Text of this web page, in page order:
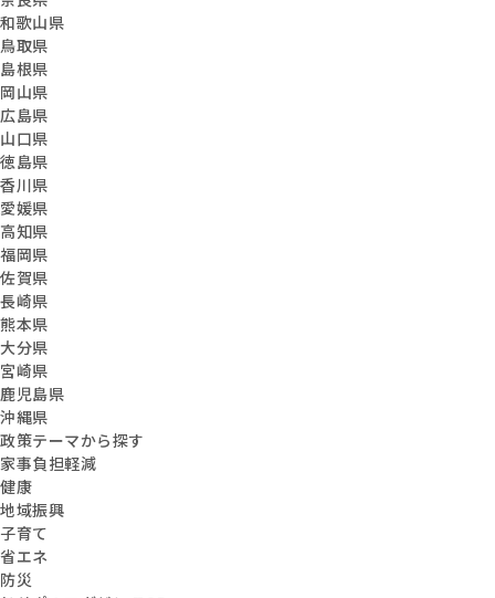
和歌山県
鳥取県
島根県
岡山県
広島県
山口県
徳島県
香川県
愛媛県
高知県
福岡県
佐賀県
長崎県
熊本県
大分県
宮崎県
鹿児島県
沖縄県
政策テーマから探す
家事負担軽減
健康
地域振興
子育て
省エネ
防災